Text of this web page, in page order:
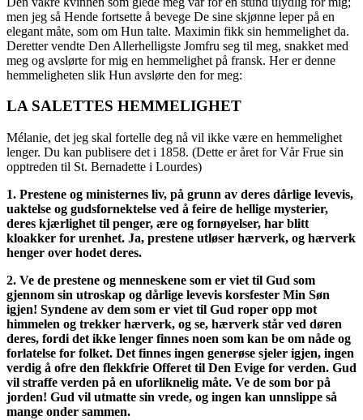
men jeg så Hende fortsette å bevege De sine skjønne leper på en
elegant måte, som om Hun talte. Maximin fikk sin hemmelighet da.
Deretter vendte Den Allerhelligste Jomfru seg til meg, snakket med
meg og avslørte for mig en hemmelighet på fransk. Her er denne
hemmeligheten slik Hun avslørte den for meg:
LA SALETTES HEMMELIGHET
Mélanie, det jeg skal fortelle deg nå vil ikke være en hemmelighet
lenger. Du kan publisere det i 1858. (Dette er året for Vår Frue sin
opptreden til St. Bernadette i Lourdes)
1. Prestene og ministernes liv, på grunn av deres dårlige levevis,
uaktelse og gudsfornektelse ved å feire de hellige mysterier,
deres kjærlighet til penger, ære og fornøyelser, har blitt
kloakker for urenhet. Ja, prestene utløser hærverk, og hærverk
henger over hodet deres.
2. Ve de prestene og menneskene som er viet til Gud som
gjennom sin utroskap og dårlige levevis korsfester Min Søn
igjen! Syndene av dem som er viet til Gud roper opp mot
himmelen og trekker hærverk, og se, hærverk står ved døren
deres, fordi det ikke lenger finnes noen som kan be om nåde og
forlatelse for folket. Det finnes ingen generøse sjeler igjen, ingen
verdig å ofre den flekkfrie Offeret til Den Evige for verden. Gud
vil straffe verden på en uforliknelig måte. Ve de som bor på
jorden! Gud vil utmatte sin vrede, og ingen kan unnslippe så
mange onder sammen.